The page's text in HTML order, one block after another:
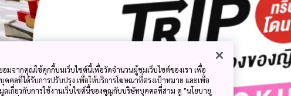
มจากคุณใช้คุกกี้บนเว็บไซต์นี้เพื่อวัดจำนวนผู้ชมเว็บไซต์ของเรา เพื่อ
คลที่ได้รับการปรับปรุง เพื่อให้บริการโฆษณาที่ตรงเป้าหมาย และเพื่อ
ลเกี่ยวกับการใช้งานเว็บไซต์นี้ของคุณกับบริษัทบุคคลที่สาม ดู "นโยบาย